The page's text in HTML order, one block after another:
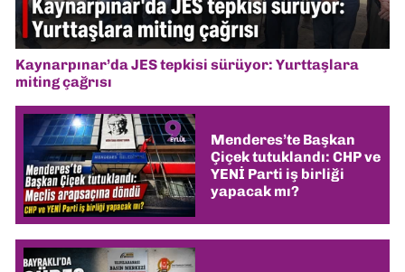
Kaynarpınar’da JES tepkisi sürüyor: Yurttaşlara
miting çağrısı
Menderes’te Başkan
Çiçek tutuklandı: CHP ve
YENİ Parti iş birliği
yapacak mı?